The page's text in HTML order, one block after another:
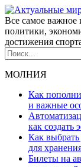
Все самое важное
политики,
достижения
МОЛНИЯ
Как
и важные
как создать
Как
для
Билеты на